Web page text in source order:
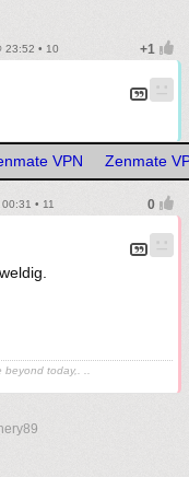
23:52 • 10
VPN Zenmate
• 11
today,. ..